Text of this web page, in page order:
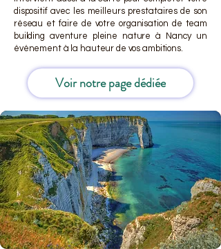
dispositif avec les meilleurs prestataires de son
réseau et faire de votre organisation de team
building aventure pleine nature à Nancy un
événement à la hauteur de vos ambitions.
Voir notre page dédiée